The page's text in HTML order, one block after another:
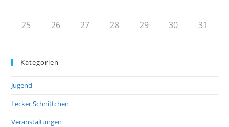
25 26 27 28 29 30 31
Kategorien
Jugend
Lecker Schnittchen
Veranstaltungen